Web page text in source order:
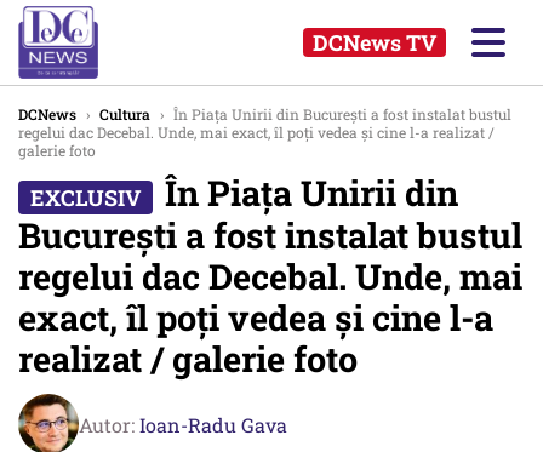
DCNews TV
DCNews › Cultura › În Piața Unirii din București a fost instalat bustul
regelui dac Decebal. Unde, mai exact, îl poți vedea și cine l-a realizat /
galerie foto
În Piața Unirii din
București a fost instalat bustul
regelui dac Decebal. Unde, mai
exact, îl poți vedea și cine l-a
realizat / galerie foto
Autor:Ioan-Radu Gava